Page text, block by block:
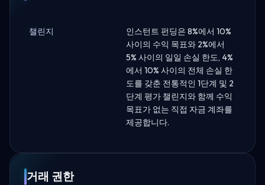
챌린지
인스턴트 펀딩은 8%에서 10%
사이의 수익 목표와 2%에서
5% 사이의 일일 손실 한도, 4%
에서 10% 사이의 전체 손실 한
도를 갖춘 전통적인 1단계 및 2
단계 평가 챌린지와 함께 수익
목표가 없는 직접 자금 계좌를
제공합니다.
거래 권한